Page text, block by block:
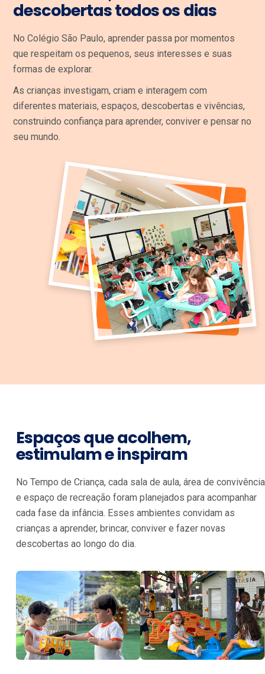
descobertas todos os dias
No Colégio São Paulo, aprender passa por momentos
que respeitam os pequenos, seus interesses e suas
formas de explorar.
As crianças investigam, criam e interagem com
diferentes materiais, espaços, descobertas e vivências,
construindo confiança para aprender, conviver e pensar no
seu mundo.
Espaços que acolhem,
estimulam e inspiram
No Tempo de Criança, cada sala de aula, área de convivência
e espaço de recreação foram planejados para acompanhar
cada fase da infância. Esses ambientes convidam as
crianças a aprender, brincar, conviver e fazer novas
descobertas ao longo do dia.